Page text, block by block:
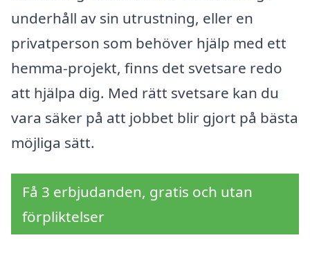
underhåll av sin utrustning, eller en
privatperson som behöver hjälp med ett
hemma-projekt, finns det svetsare redo
att hjälpa dig. Med rätt svetsare kan du
vara säker på att jobbet blir gjort på bästa
möjliga sätt.
Få 3 erbjudanden, gratis och utan
förpliktelser